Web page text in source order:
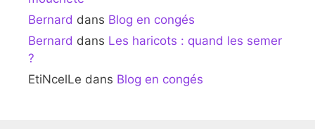
Bernard dans Blog en congés
Bernard dans Les haricots : quand les semer
?
EtiNcelLe dans Blog en congés